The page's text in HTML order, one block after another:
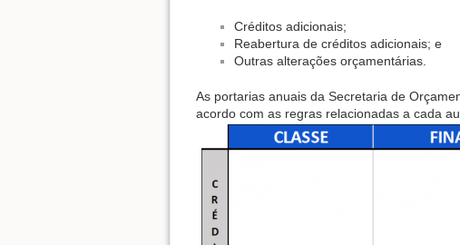
Créditos adicionais;
Reabertura de créditos adicionais; e
Outras alterações orçamentárias.
As portarias anuais da Secretaria de
acordo com as regras relacionadas a cada